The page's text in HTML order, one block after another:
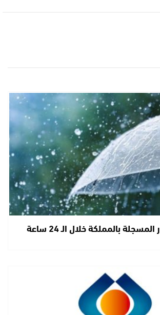
مقاييس الأمطار المسجلة بالمملكة خلال الـ 24 ساعة